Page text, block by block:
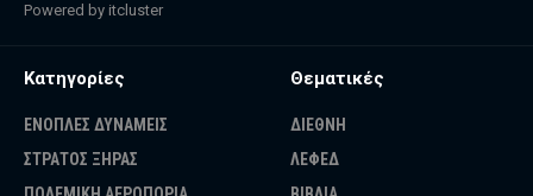
Powered by itcluster
Κατηγορίες
ΕΝΟΠΛΕΣ ΔΥΝΑΜΕΙΣ
ΣΤΡΑΤΟΣ ΞΗΡΑΣ
Θεματικές
ΔΙΕΘΝΗ
ΛΕΦΕΔ